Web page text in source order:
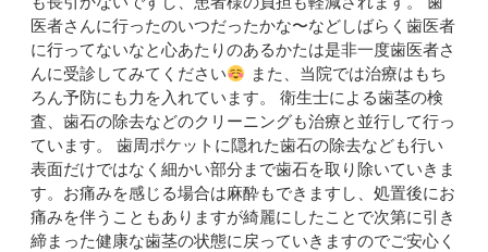
医者さんに行ったのいつだったかな〜などしばらく歯医者
に行ってないなと心あたりのあるかたは是非一度歯医者さ
んに受診してみてください
また、当院では治療はもち
ろん予防にも力を入れています。 衛生士による歯茎の検
査、歯石の除去などのクリーニングも治療と並行して行っ
ています。 歯周ポケットに隠れた歯石の除去なども行い
表面だけではなく細かい部分まで歯石を取り除いていきま
す。お痛みを感じる場合は麻酔もできますし、処置後にお
痛みを伴うこともありますが綺麗にしたことで次第に引き
締まった健康な歯茎の状態に戻っていきますのでご安心く